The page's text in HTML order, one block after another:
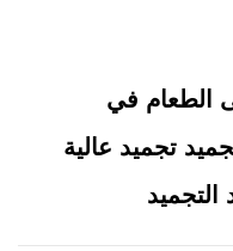
الطعام في
تجميد عالية